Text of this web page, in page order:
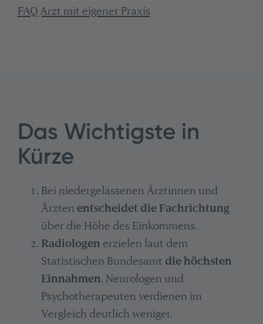
FAQ Arzt mit eigener Praxis
Das Wichtigste in
Kürze
Bei niedergelassenen Ärztinnen und
Ärzten entscheidet die Fachrichtung
über die Höhe des Einkommens.
Radiologen erzielen laut dem
Statistischen Bundesamt die höchsten
Einnahmen. Neurologen und
Psychotherapeuten verdienen im
Vergleich deutlich weniger.